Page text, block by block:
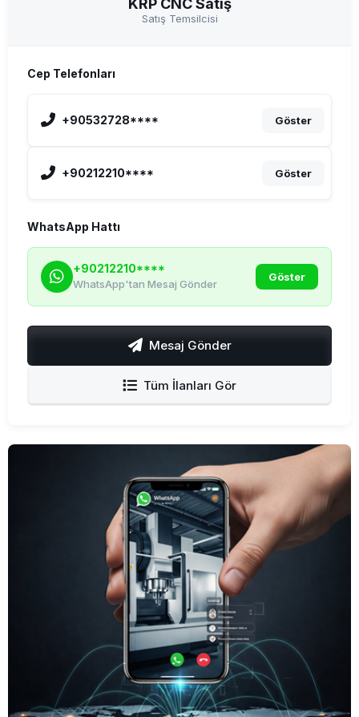
KRP CNC Satış
Satış Temsilcisi
Cep Telefonları
+90532728**** Göster
+90212210**** Göster
WhatsApp Hattı
+90212210****
WhatsApp'tan Mesaj Gönder
Göster
Mesaj Gönder
Tüm İlanları Gör